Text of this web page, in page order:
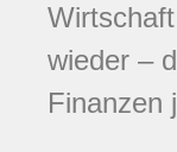
wieder –
Finanzen